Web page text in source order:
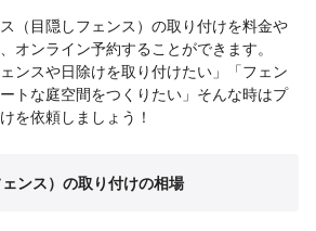
（目隠しフェンス）の取り付けを料金や
オンライン予約することができます。
ンスや日除けを取り付けたい」「フェン
トな庭空間をつくりたい」そんな時はプ
を依頼しましょう！
ンス）の取り付けの相場